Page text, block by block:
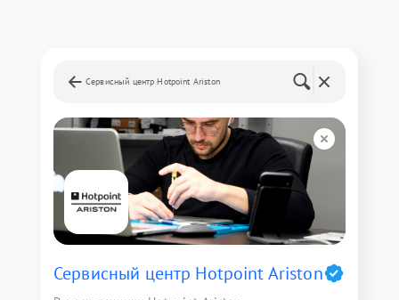
Сервисный центр Hotpoint Ariston
Сервисный центр Hotpoint Ariston